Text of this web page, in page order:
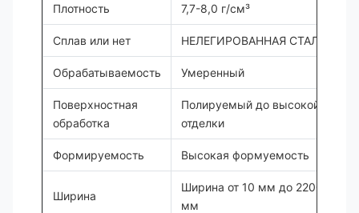
Плотность 7,7-8,0 г/см³
Сплав или нет НЕЛЕГИРОВАННАЯ СТАЛЬ
Обрабатываемость Умеренный
Поверхностная
обработка
Полируемый до высокой
отделки
Формируемость Высокая формуемость
Ширина
Ширина от 10 мм до 2200
мм